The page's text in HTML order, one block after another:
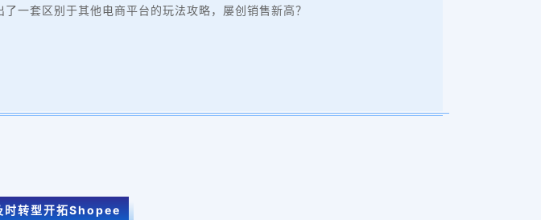
一套区别于其他电商平台的玩法攻略，屡创销售新高？
时转型开拓Shopee